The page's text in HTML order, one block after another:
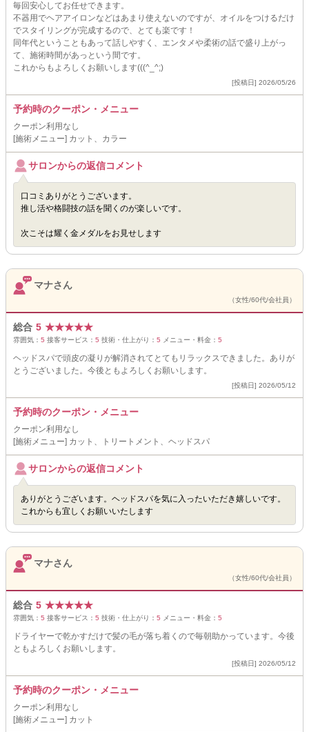
毎回安心してお任せできます。
不器用でヘアアイロンなどはあまり使えないのですが、オイルをつけるだけ
でスタイリングが完成するので、とても楽です！
同年代ということもあって話しやすく、エンタメや柔術の話で盛り上がっ
て、施術時間があっという間です。
これからもよろしくお願いします(((^_^;)
[投稿日] 2026/05/26
予約時のクーポン・メニュー
クーポン利用なし
[施術メニュー] カット、カラー
サロンからの返信コメント
口コミありがとうございます。
推し活や格闘技の話を聞くのが楽しいです。
次こそは耀く金メダルをお見せします
マナさん
（女性/60代/会社員）
総合 5 ★★★★★
雰囲気： 5 接客サービス： 5 技術・仕上がり： 5 メニュー・料金： 5
ヘッドスパで頭皮の凝りが解消されてとてもリラックスできました。ありが
とうございました。今後ともよろしくお願いします。
[投稿日] 2026/05/12
予約時のクーポン・メニュー
クーポン利用なし
[施術メニュー] カット、トリートメント、ヘッドスパ
サロンからの返信コメント
ありがとうございます。ヘッドスパを気に入ったいただき嬉しいです。
これからも宜しくお願いいたします
マナさん
（女性/60代/会社員）
総合 5 ★★★★★
雰囲気： 5 接客サービス： 5 技術・仕上がり： 5 メニュー・料金： 5
ドライヤーで乾かすだけで髪の毛が落ち着くので毎朝助かっています。今後
ともよろしくお願いします。
[投稿日] 2026/05/12
予約時のクーポン・メニュー
クーポン利用なし
[施術メニュー] カット